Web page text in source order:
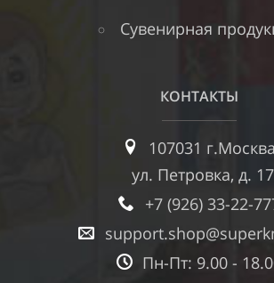
Сувенирная
КОНТАКТЫ
107031 г.Москва
ул. Петровка, д.
+7 (926) 33-22-
Пн-Пт: 9.00 -